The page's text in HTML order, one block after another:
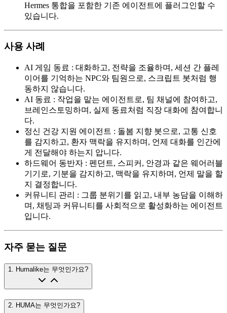
Hermes 통합을 포함한 기존 에이전트에 플러그인할 수
있습니다.
사용 사례
AI 게임 동료 : 대화하고, 전략을 조율하며, 세션 간 플레
이어를 기억하는 NPC와 팀원으로, 스크립트 봇처럼 행
동하지 않습니다.
AI 동료 : 작업을 맡는 에이전트로, 팀 채널에 참여하고,
브레인스토밍하며, 실제 동료처럼 직장 대화에 참여합니
다.
정신 건강 지원 에이전트 : 돌봄 지향 봇으로, 고통 신호
를 감지하고, 환자 맥락을 유지하며, 언제 대화를 인간에
게 전달해야 하는지 압니다.
하드웨어 동반자 : 펜던트, 스피커, 안경과 같은 웨어러블
기기로, 기분을 감지하고, 맥락을 유지하며, 언제 말을 할
지 결정합니다.
커뮤니티 관리 : 그룹 분위기를 읽고, 내부 농담을 이해하
며, 채팅과 커뮤니티를 사회적으로 활성화하는 에이전트
입니다.
자주 묻는 질문
1. Humalike는 무엇인가요?
2. HUMA는 무엇인가요?